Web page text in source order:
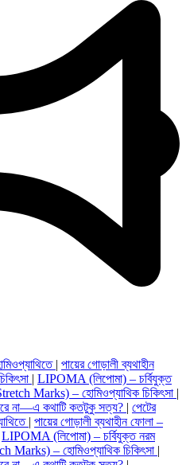
| পায়ের গোড়ালী ব্যথাহীন
| LIPOMA (লিপোমা) – চর্বিযুক্ত
Marks) – হোমিওপ্যাথিক চিকিৎসা |
না—এ কথাটি কতটুকু সত্য? | পেটের
| পায়ের গোড়ালী ব্যথাহীন ফোলা –
LIPOMA (লিপোমা) – চর্বিযুক্ত নরম
Marks) – হোমিওপ্যাথিক চিকিৎসা |